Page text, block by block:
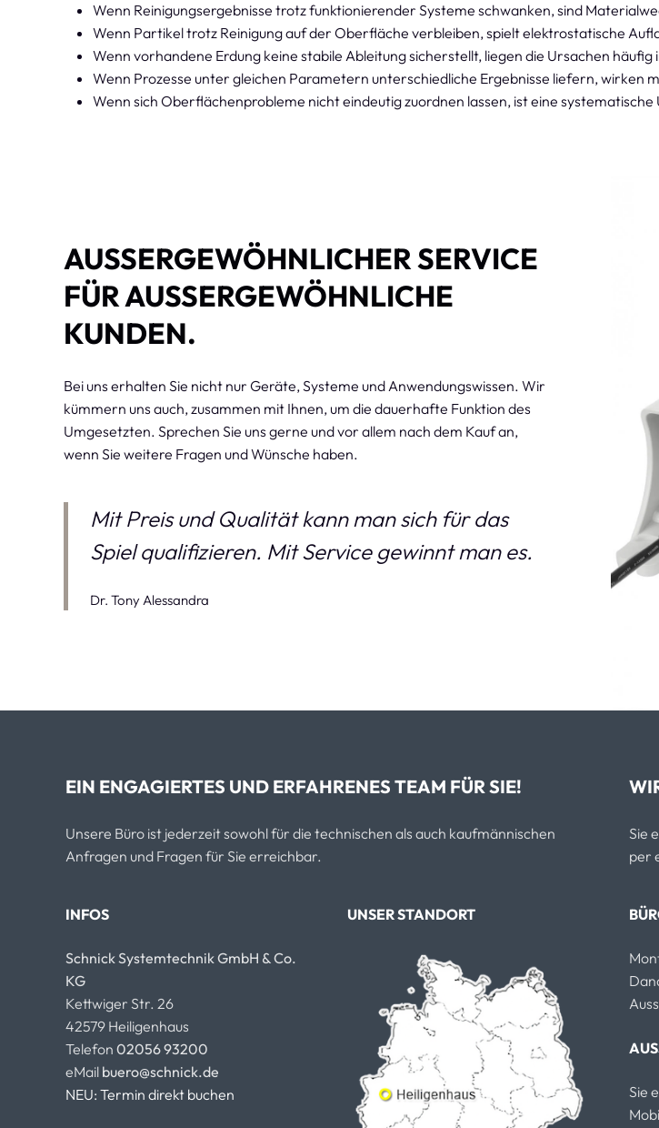
Wenn Reinigungsergebnisse trotz funktionierender Systeme schwanken, sind
Wenn Partikel trotz Reinigung auf der Oberfläche verbleiben, spielt elektrostatische
Wenn vorhandene Erdung keine stabile Ableitung sicherstellt, liegen die Ursachen
Wenn Prozesse unter gleichen Parametern unterschiedliche Ergebnisse liefern, wirken
Wenn sich Oberflächenprobleme nicht eindeutig zuordnen lassen, ist eine
AUSSERGEWÖHNLICHER SERVICE F
ÜR AUSSERGEWÖHNLICHE KU
NDEN.
Bei uns erhalten Sie nicht nur Geräte, Systeme und Anwendungswissen. Wir
kümmern uns auch, zusammen mit Ihnen, um die dauerhafte Funktion des
Umgesetzten. Sprechen Sie uns gerne und vor allem nach dem Kauf an,
wenn Sie weitere Fragen und Wünsche haben.
Mit Preis und Qualität kann man sich für das
Spiel qualifizieren. Mit Service gewinnt man es.
Dr. Tony Alessandra
EIN ENGAGIERTES UND ERFAHRENES TEAM FÜR SIE!
Unsere Büro ist jederzeit sowohl für die technischen als auch kaufmännischen
Anfragen und Fragen für Sie erreichbar.
Sie
per
INFOS
Schnick Systemtechnik GmbH & Co.
KG
Kettwiger Str. 26
42579 Heiligenhaus
Telefon 02056 93200
eMail buero@schnick.de
NEU: Termin direkt buchen
UNSER STANDORT
Sie